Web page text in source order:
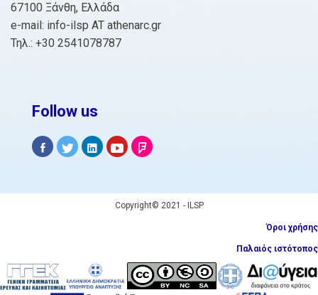
67100 Ξάνθη, Ελλάδα
e-mail: info-ilsp AT athenarc.gr
Τηλ.: +30 2541078787
Follow us
Copyright© 2021 - ILSP
Όροι χρήσης
Παλαιός ιστότοπος